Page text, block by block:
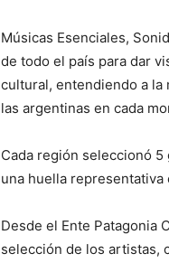
Músicas Esenciales,
de todo el país para dar
cultural, entendiendo a la
las argentinas en cada
Cada región seleccionó
una huella
Desde el Ente Patagonia
selección de los artistas,